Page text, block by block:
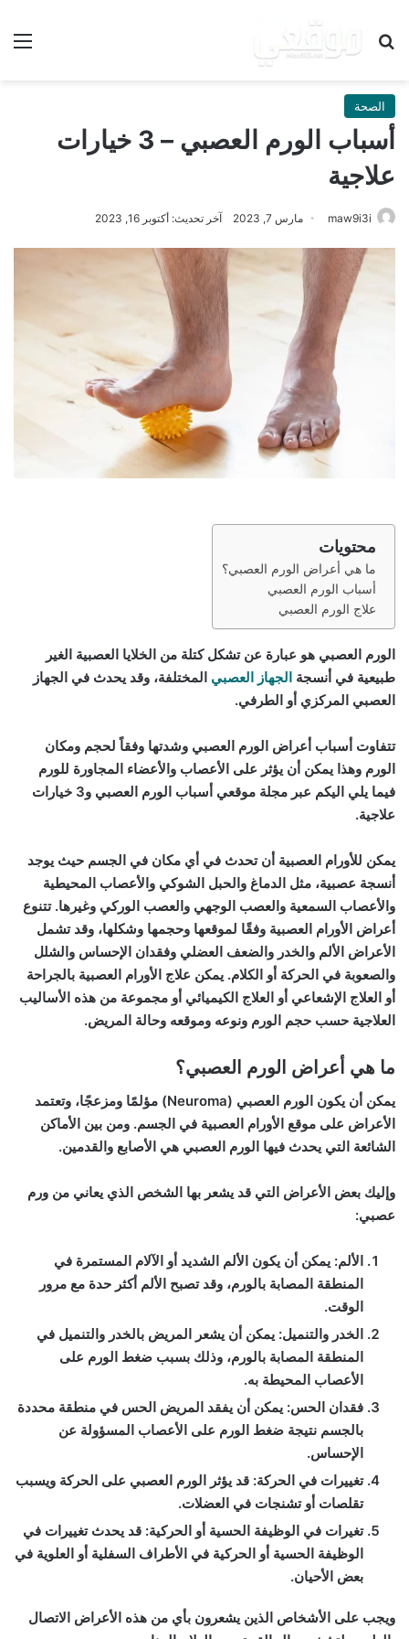
بحث عن
الصحة
أسباب الورم العصبي – 3 خيارات
علاجية
maw9i3i مارس 7, 2023 آخر تحديث: أكتوبر 16, 2023
محتويات
ما هي أعراض الورم العصبي؟
أسباب الورم العصبي
علاج الورم العصبي
الورم العصبي هو عبارة عن تشكل كتلة من الخلايا العصبية الغير
طبيعية في أنسجة الجهاز العصبي المختلفة، وقد يحدث في الجهاز
العصبي المركزي أو الطرفي.
تتفاوت أسباب أعراض الورم العصبي وشدتها وفقاً لحجم ومكان
الورم وهذا يمكن أن يؤثر على الأعصاب والأعضاء المجاورة للورم
فيما يلي اليكم عبر مجلة موقعي أسباب الورم العصبي و3 خيارات
علاجية.
يمكن للأورام العصبية أن تحدث في أي مكان في الجسم حيث يوجد
أنسجة عصبية، مثل الدماغ والحبل الشوكي والأعصاب المحيطية
والأعصاب السمعية والعصب الوجهي والعصب الوركي وغيرها. تتنوع
أعراض الأورام العصبية وفقًا لموقعها وحجمها وشكلها، وقد تشمل
الأعراض الألم والخدر والضعف العضلي وفقدان الإحساس والشلل
والصعوبة في الحركة أو الكلام. يمكن علاج الأورام العصبية بالجراحة
أو العلاج الإشعاعي أو العلاج الكيميائي أو مجموعة من هذه الأساليب
العلاجية حسب حجم الورم ونوعه وموقعه وحالة المريض.
ما هي أعراض الورم العصبي؟
يمكن أن يكون الورم العصبي (Neuroma) مؤلمًا ومزعجًا، وتعتمد
الأعراض على موقع الأورام العصبية في الجسم. ومن بين الأماكن
الشائعة التي يحدث فيها الورم العصبي هي الأصابع والقدمين.
وإليك بعض الأعراض التي قد يشعر بها الشخص الذي يعاني من ورم
عصبي:
الألم: يمكن أن يكون الألم الشديد أو الآلام المستمرة في
المنطقة المصابة بالورم، وقد تصبح الألم أكثر حدة مع مرور
الوقت.
الخدر والتنميل: يمكن أن يشعر المريض بالخدر والتنميل في
المنطقة المصابة بالورم، وذلك بسبب ضغط الورم على
الأعصاب المحيطة به.
فقدان الحس: يمكن أن يفقد المريض الحس في منطقة محددة
بالجسم نتيجة ضغط الورم على الأعصاب المسؤولة عن
الإحساس.
تغييرات في الحركة: قد يؤثر الورم العصبي على الحركة ويسبب
تقلصات أو تشنجات في العضلات.
تغيرات في الوظيفة الحسية أو الحركية: قد يحدث تغييرات في
الوظيفة الحسية أو الحركية في الأطراف السفلية أو العلوية في
بعض الأحيان.
ويجب على الأشخاص الذين يشعرون بأي من هذه الأعراض الاتصال